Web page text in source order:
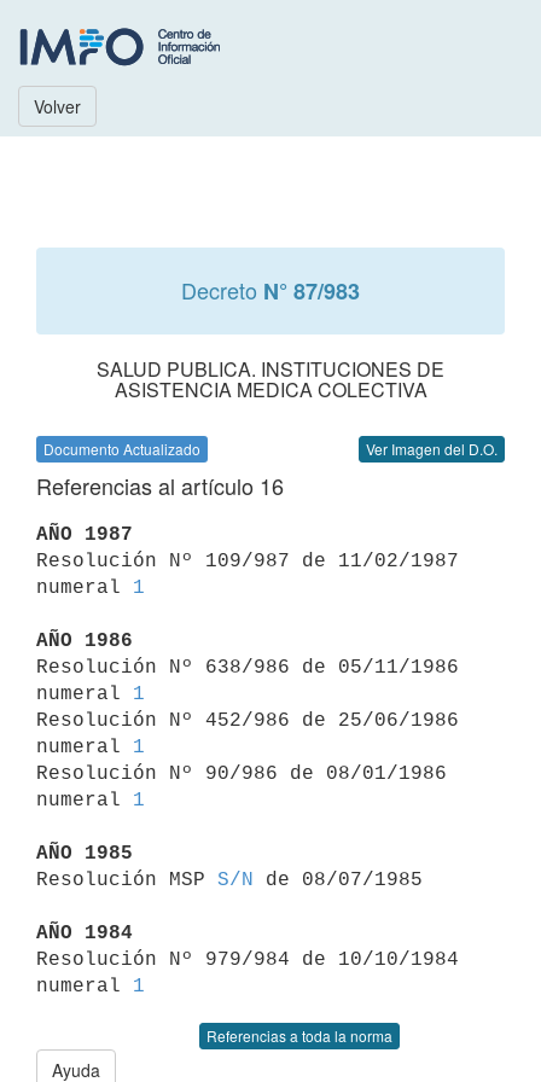
Volver
Decreto N° 87/983
SALUD PUBLICA. INSTITUCIONES DE
ASISTENCIA MEDICA COLECTIVA
Documento Actualizado Ver Imagen del D.O.
Referencias al artículo 16
AÑO 1987
Resolución Nº 109/987 de 11/02/1987
numeral 1
AÑO 1986
Resolución Nº 638/986 de 05/11/1986
numeral 1
Resolución Nº 452/986 de 25/06/1986
numeral 1
Resolución Nº 90/986 de 08/01/1986
numeral 1
AÑO 1985
Resolución MSP S/N de 08/07/1985
AÑO 1984
Resolución Nº 979/984 de 10/10/1984
numeral 1
Referencias a toda la norma
Ayuda